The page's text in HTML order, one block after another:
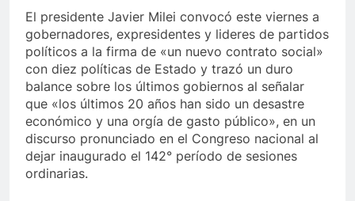
El presidente Javier Milei convocó este viernes a
gobernadores, expresidentes y lideres de partidos
políticos a la firma de «un nuevo contrato social»
con diez políticas de Estado y trazó un duro
balance sobre los últimos gobiernos al señalar
que «los últimos 20 años han sido un desastre
económico y una orgía de gasto público», en un
discurso pronunciado en el Congreso nacional al
dejar inaugurado el 142° período de sesiones
ordinarias.